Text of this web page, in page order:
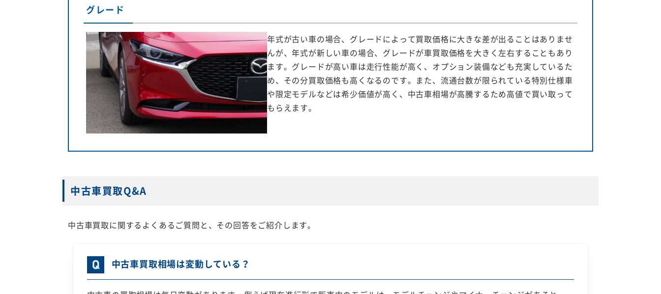
グレード
年式が古い車の場合、グレードによって買取価格に大きな差が出ることはありませ
んが、年式が新しい車の場合、グレードが車買取価格を大きく左右することもあり
ます。グレードが高い車は走行性能が高く、オプション装備なども充実しているた
め、その分買取価格も高くなるのです。また、流通台数が限られている特別仕様車
や限定モデルなどは希少価値が高く、中古車相場が高騰するため高値で買い取って
もらえます。
中古車買取Q&A
中古車買取に関するよくあるご質問と、その回答をご紹介します。
中古車買取相場は変動している？